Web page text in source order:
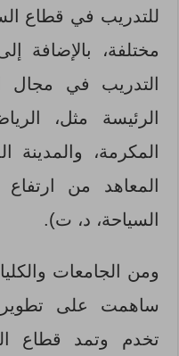
للتدريب في قطاع
مختلفة، بالإضافة
التدريب في مجال
الرئيسة مثل،
المكرمة، والمدينة
المعاهد من
السياحة، د، ت).
ومن الجامعات
ساهمت على تطوير
تخدم وتمد قطاع